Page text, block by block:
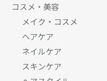
コスメ・美容
メイク・コスメ
ヘアケア
ネイルケア
スキンケア